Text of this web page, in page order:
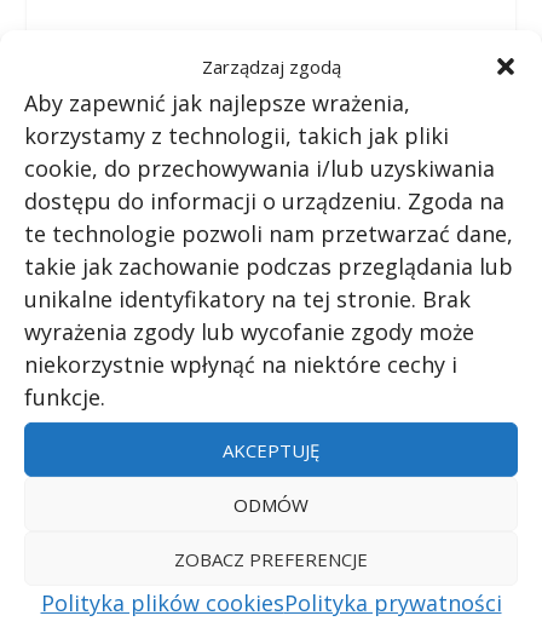
Zarządzaj zgodą
Aby zapewnić jak najlepsze wrażenia,
korzystamy z technologii, takich jak pliki
cookie, do przechowywania i/lub uzyskiwania
dostępu do informacji o urządzeniu. Zgoda na
te technologie pozwoli nam przetwarzać dane,
takie jak zachowanie podczas przeglądania lub
unikalne identyfikatory na tej stronie. Brak
wyrażenia zgody lub wycofanie zgody może
niekorzystnie wpłynąć na niektóre cechy i
funkcje.
AKCEPTUJĘ
ODMÓW
ZOBACZ PREFERENCJE
Polityka plików cookiesPolityka prywatności
UDZIAŁ:
WSKAŹNIK:
Jak przed drapieżnikami
Tajlandii stonogi